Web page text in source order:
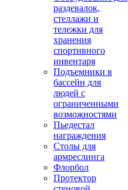
раздевалок,
стеллажи и
тележки для
хранения
спортивного
инвентаря
Подъемники в
бассейн для
людей с
ограниченными
возможностями
Пьедестал
награждения
Столы для
армреслинга
Флорбол
Протектор